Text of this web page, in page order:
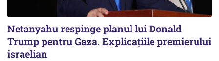
Netanyahu respinge planul lui Donald
Trump pentru Gaza. Explicațiile premierului
israelian